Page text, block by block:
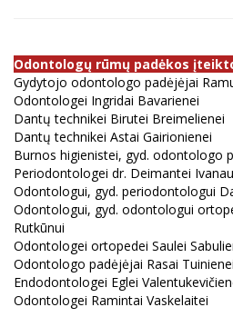
Odontologų rūmų padėkos
Gydytojo odontologo padėjėjai
Odontologei Ingridai Bavarienei
Dantų technikei Birutei Breimelienei
Dantų technikei Astai Gairionienei
Burnos higienistei, gyd. odontologo
Periodontologei dr. Deimantei
Odontologui, gyd. periodontologui
Odontologui, gyd. odontologui
Rutkūnui
Odontologei ortopedei Saulei
Odontologo padėjėjai Rasai Tuinienei
Endodontologei Eglei
Odontologei Ramintai Vaskelaitei